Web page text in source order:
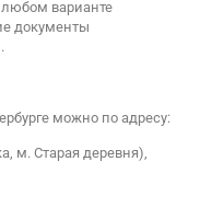
варианте
документы
можно по адресу:
м. Старая деревня),